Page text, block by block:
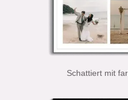
Schattiert mit